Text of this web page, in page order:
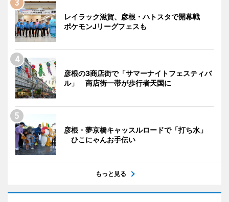
レイラック滋賀、彦根・ハトスタで開幕戦
ポケモンJリーグフェスも
彦根の3商店街で「サマーナイトフェスティバ
ル」 商店街一帯が歩行者天国に
彦根・夢京橋キャッスルロードで「打ち水」
ひこにゃんお手伝い
もっと見る